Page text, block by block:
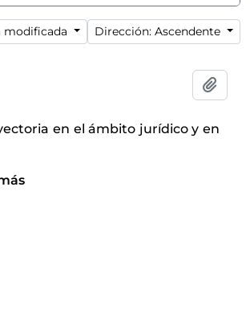
modificada Dirección: Ascendente
en el ámbito jurídico y en